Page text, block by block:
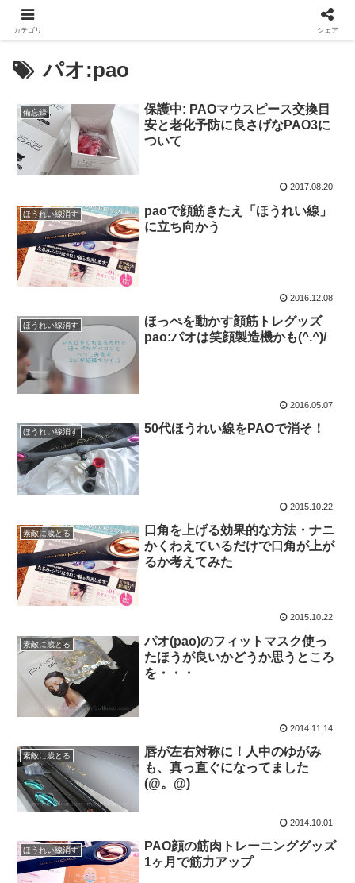
パオ:pao
備忘録
保護中: PAOマウスピース交換目
安と老化予防に良さげなPAO3に
ついて
2017.08.20
ほうれい線消す
paoで顔筋きたえ「ほうれい線」
に立ち向かう
2016.12.08
ほうれい線消す
ほっぺを動かす顔筋トレグッズ
pao:パオは笑顔製造機かも(^.^)/
2016.05.07
ほうれい線消す 50代ほうれい線をPAOで消そ！
2015.10.22
素敵に歳とる
口角を上げる効果的な方法・ナニ
かくわえているだけで口角が上が
るか考えてみた
2015.10.22
素敵に歳とる
パオ(pao)のフィットマスク使っ
たほうが良いかどうか思うところ
を・・・
2014.11.14
素敵に歳とる
唇が左右対称に！人中のゆがみ
も、真っ直ぐになってました
(@。@)
2014.10.01
ほうれい線消す
PAO顔の筋肉トレーニンググッズ
1ヶ月で筋力アップ
カテゴリ シェア